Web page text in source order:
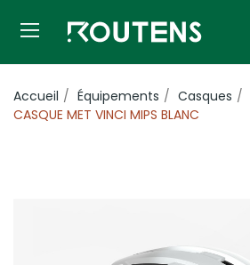
Accueil Équipements Casques
CASQUE MET VINCI MIPS BLANC